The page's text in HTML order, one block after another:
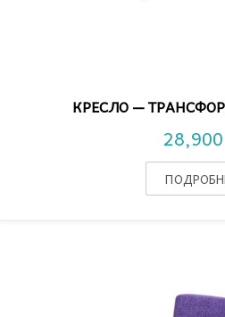
КРЕСЛО —
28,900